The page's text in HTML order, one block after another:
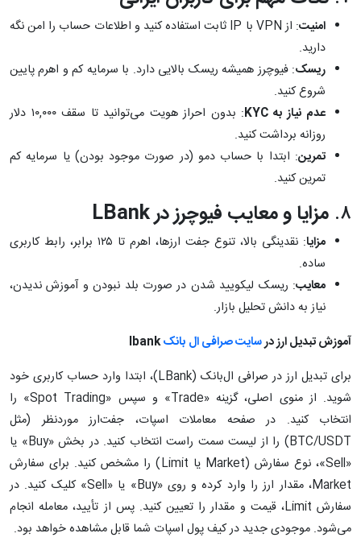
امنیت
: از VPN با IP ثابت استفاده کنید و اطلاعات حساب را امن نگه
دارید.
ریسک: فیوچرز همیشه ریسک بالایی دارد. با سرمایه کم و اهرم پایین
شروع کنید.
عدم نیاز به KYC
: بدون احراز هویت می‌توانید تا سقف ۱۰,۰۰۰ دلار
روزانه برداشت کنید.
تمرین: ابتدا با حساب دمو (در صورت موجود بودن) یا سرمایه کم
تمرین کنید.
۸. مزایا و معایب فیوچرز در LBank
مزایا
: نقدینگی بالا، تنوع جفت ارزها، اهرم تا ۱۲۵ برابر، رابط کاربری
ساده.
معایب: ریسک لیکویید شدن در صورت بلد نبودن و آموزش ندیدن،
نیاز به دانش تحلیل بازار.
آموزش تبدیل ارز درسایت صرافی ال بانکlbank
برای تبدیل ارز در صرافی ال‌بانک (LBank)، ابتدا وارد حساب کاربری خود
شوید. از منوی اصلی، گزینه «Trade» و سپس «Spot Trading» را
انتخاب کنید. در صفحه معاملات اسپات، جفت‌ارز موردنظر (مثل
BTC/USDT) را از لیست سمت راست انتخاب کنید. در بخش «Buy» یا
«Sell»، نوع سفارش (Market یا Limit) را مشخص کنید. برای سفارش
Market، مقدار ارز را وارد کرده و روی «Buy» یا «Sell» کلیک کنید. در
سفارش Limit، قیمت و مقدار را تعیین کنید. پس از تأیید، معامله انجام
می‌شود. موجودی جدید در کیف پول اسپات شما قابل مشاهده خواهد بود.